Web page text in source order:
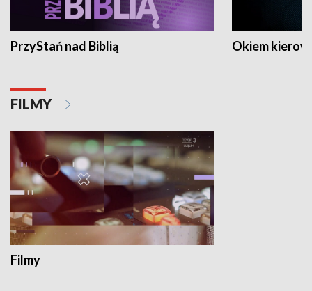
PrzyStań nad Biblią Okiem
FILMY
Filmy